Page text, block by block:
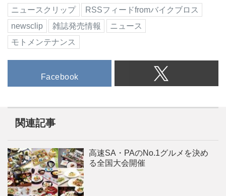
ニュースクリップ
RSSフィードfromバイクブロス
newsclip
雑誌発売情報
ニュース
モトメンテナンス
Facebook
関連記事
高速SA・PAのNo.1グルメを決め
る全国大会開催